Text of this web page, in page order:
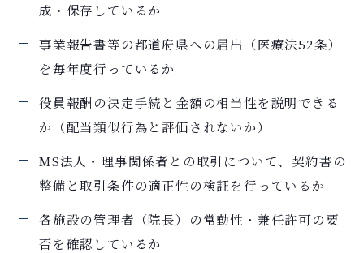
成・保存しているか
事業報告書等の都道府県への届出（医療法52条）
を毎年度行っているか
役員報酬の決定手続と金額の相当性を説明できる
か（配当類似行為と評価されないか）
MS法人・理事関係者との取引について、契約書の
整備と取引条件の適正性の検証を行っているか
各施設の管理者（院長）の常勤性・兼任許可の要
否を確認しているか